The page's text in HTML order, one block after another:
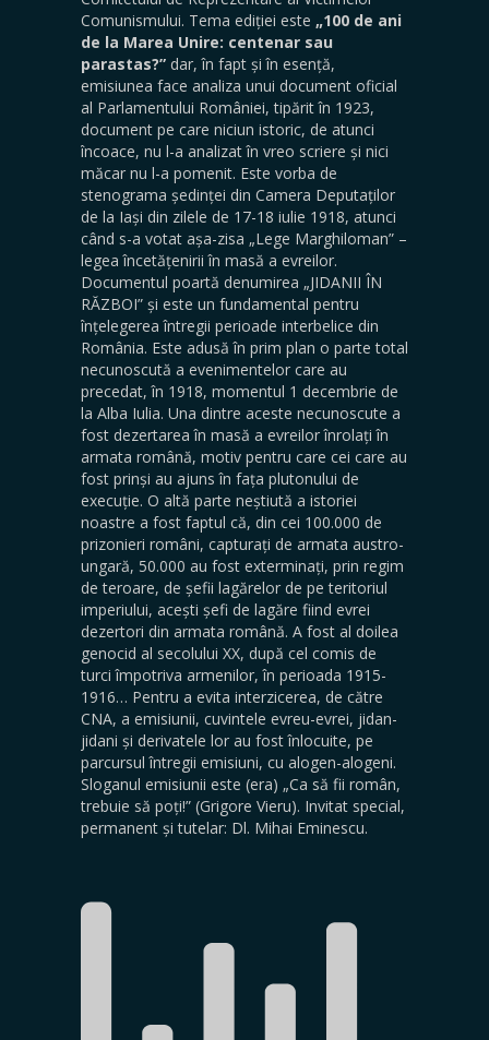
Comunismului. Tema ediției este „100 de ani
de la Marea Unire: centenar sau
parastas?” dar, în fapt și în esență,
emisiunea face analiza unui document oficial
al Parlamentului României, tipărit în 1923,
document pe care niciun istoric, de atunci
încoace, nu l-a analizat în vreo scriere și nici
măcar nu l-a pomenit. Este vorba de
stenograma ședinței din Camera Deputaților
de la Iași din zilele de 17-18 iulie 1918, atunci
când s-a votat așa-zisa „Lege Marghiloman” –
legea încetățenirii în masă a evreilor.
Documentul poartă denumirea „JIDANII ÎN
RĂZBOI” și este un fundamental pentru
înțelegerea întregii perioade interbelice din
România. Este adusă în prim plan o parte total
necunoscută a evenimentelor care au
precedat, în 1918, momentul 1 decembrie de
la Alba Iulia. Una dintre aceste necunoscute a
fost dezertarea în masă a evreilor înrolați în
armata română, motiv pentru care cei care au
fost prinși au ajuns în fața plutonului de
execuție. O altă parte neștiută a istoriei
noastre a fost faptul că, din cei 100.000 de
prizonieri români, capturați de armata austro-
ungară, 50.000 au fost exterminați, prin regim
de teroare, de șefii lagărelor de pe teritoriul
imperiului, acești șefi de lagăre fiind evrei
dezertori din armata română. A fost al doilea
genocid al secolului XX, după cel comis de
turci împotriva armenilor, în perioada 1915-
1916… Pentru a evita interzicerea, de către
CNA, a emisiunii, cuvintele evreu-evrei, jidan-
jidani și derivatele lor au fost înlocuite, pe
parcursul întregii emisiuni, cu alogen-alogeni.
Sloganul emisiunii este (era) „Ca să fii român,
trebuie să poți!” (Grigore Vieru). Invitat special,
permanent și tutelar: Dl. Mihai Eminescu.